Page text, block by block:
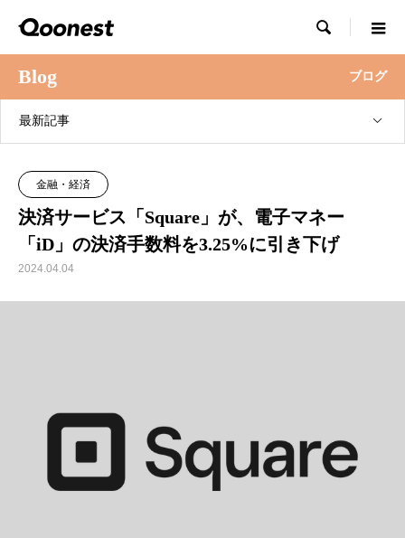

Blog ブログ
最新記事
金融・経済
決済サービス「Square」が、電子マネー
「iD」の決済手数料を3.25%に引き下げ
2024.04.04